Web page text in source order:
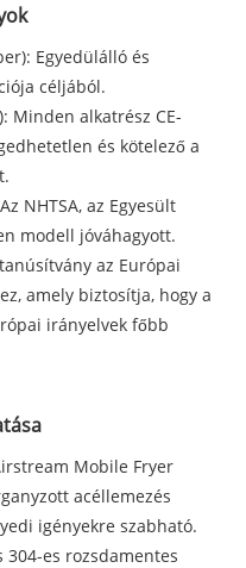
Egyedülálló és
céljából.
Minden alkatrész CE-
és kötelező a
Az NHTSA, az Egyesült
modell jóváhagyott.
az Európai
amely biztosítja, hogy a
irányelvek főbb
Mobile Fryer
acéllemezés
igényekre szabható.
304-es rozsdamentes